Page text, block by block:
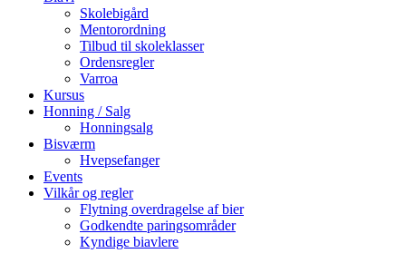
Skolebigård
Mentorordning
Tilbud til skoleklasser
Ordensregler
Varroa
Kursus
Honning / Salg
Honningsalg
Bisværm
Hvepsefanger
Events
Vilkår og regler
Flytning overdragelse af bier
Godkendte paringsområder
Kyndige biavlere